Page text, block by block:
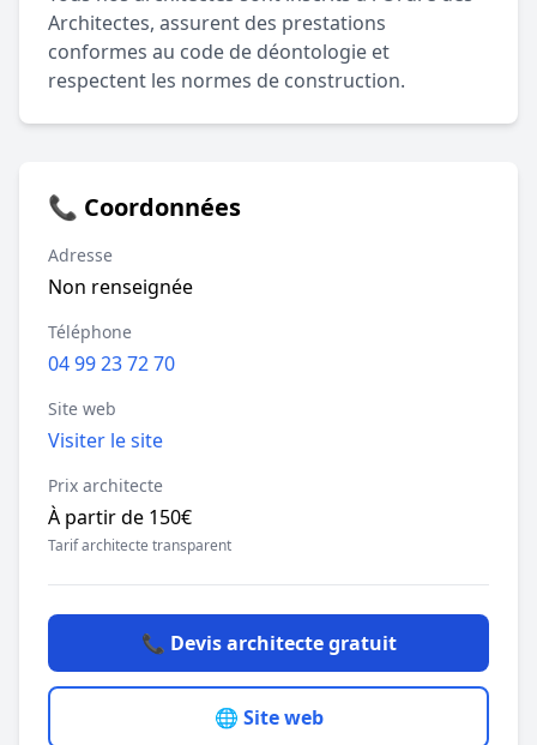
Architectes, assurent des prestations
conformes au code de déontologie et
respectent les normes de construction.
📞 Coordonnées
Adresse
Non renseignée
Téléphone
04 99 23 72 70
Site web
Visiter le site
Prix architecte
À partir de 150€
Tarif architecte transparent
📞 Devis architecte gratuit
🌐 Site web